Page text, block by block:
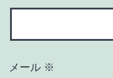
メール ※